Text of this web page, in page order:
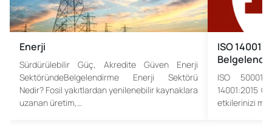
Enerji
Sürdürülebilir Güç, Akredite Güven Enerji
SektöründeBelgelendirme Enerji Sektörü
Nedir? Fosil yakıtlardan yenilenebilir kaynaklara
uzanan üretim,…
ISO 14001
ISO 50001
14001:2015
etkilerinizi